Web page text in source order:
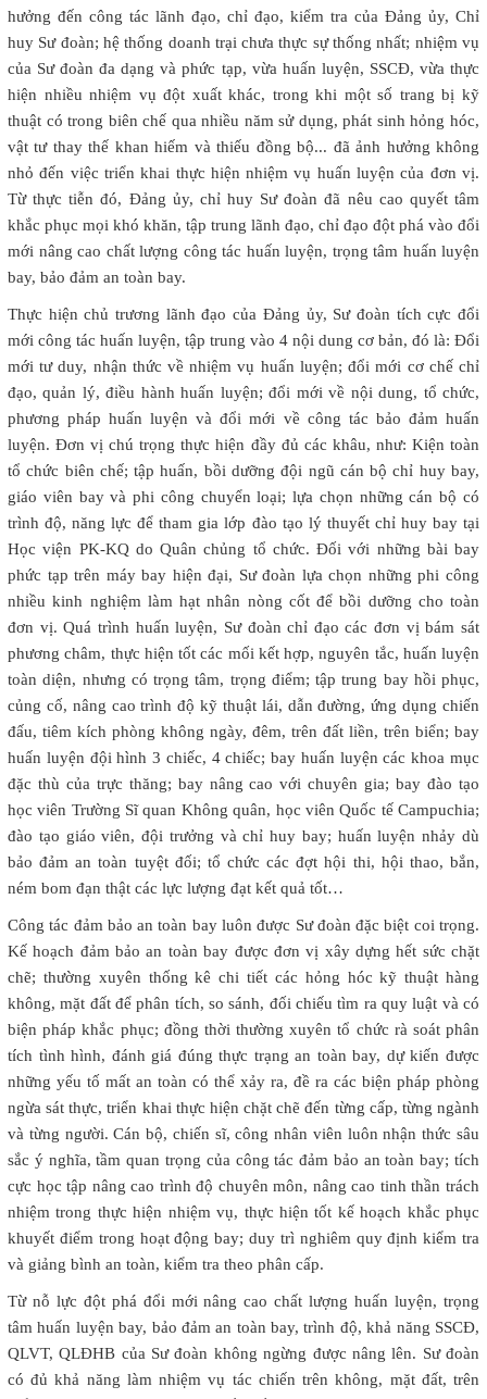
hưởng đến công tác lãnh đạo, chỉ đạo, kiểm tra của Đảng ủy, Chỉ
huy Sư đoàn; hệ thống doanh trại chưa thực sự thống nhất; nhiệm vụ
của Sư đoàn đa dạng và phức tạp, vừa huấn luyện, SSCĐ, vừa thực
hiện nhiều nhiệm vụ đột xuất khác, trong khi một số trang bị kỹ
thuật có trong biên chế qua nhiều năm sử dụng, phát sinh hỏng hóc,
vật tư thay thế khan hiếm và thiếu đồng bộ... đã ảnh hưởng không
nhỏ đến việc triển khai thực hiện nhiệm vụ huấn luyện của đơn vị.
Từ thực tiễn đó, Đảng ủy, chỉ huy Sư đoàn đã nêu cao quyết tâm
khắc phục mọi khó khăn, tập trung lãnh đạo, chỉ đạo đột phá vào đổi
mới nâng cao chất lượng công tác huấn luyện, trọng tâm huấn luyện
bay, bảo đảm an toàn bay.
Thực hiện chủ trương lãnh đạo của Đảng ủy, Sư đoàn tích cực đổi
mới công tác huấn luyện, tập trung vào 4 nội dung cơ bản, đó là: Đổi
mới tư duy, nhận thức về nhiệm vụ huấn luyện; đổi mới cơ chế chỉ
đạo, quản lý, điều hành huấn luyện; đổi mới về nội dung, tổ chức,
phương pháp huấn luyện và đổi mới về công tác bảo đảm huấn
luyện. Đơn vị chú trọng thực hiện đầy đủ các khâu, như: Kiện toàn
tổ chức biên chế; tập huấn, bồi dưỡng đội ngũ cán bộ chỉ huy bay,
giáo viên bay và phi công chuyển loại; lựa chọn những cán bộ có
trình độ, năng lực để tham gia lớp đào tạo lý thuyết chỉ huy bay tại
Học viện PK-KQ do Quân chủng tổ chức. Đối với những bài bay
phức tạp trên máy bay hiện đại, Sư đoàn lựa chọn những phi công
nhiều kinh nghiệm làm hạt nhân nòng cốt để bồi dưỡng cho toàn
đơn vị. Quá trình huấn luyện, Sư đoàn chỉ đạo các đơn vị bám sát
phương châm, thực hiện tốt các mối kết hợp, nguyên tắc, huấn luyện
toàn diện, nhưng có trọng tâm, trọng điểm; tập trung bay hồi phục,
củng cố, nâng cao trình độ kỹ thuật lái, dẫn đường, ứng dụng chiến
đấu, tiêm kích phòng không ngày, đêm, trên đất liền, trên biển; bay
huấn luyện đội hình 3 chiếc, 4 chiếc; bay huấn luyện các khoa mục
đặc thù của trực thăng; bay nâng cao với chuyên gia; bay đào tạo
học viên Trường Sĩ quan Không quân, học viên Quốc tế Campuchia;
đào tạo giáo viên, đội trưởng và chỉ huy bay; huấn luyện nhảy dù
bảo đảm an toàn tuyệt đối; tổ chức các đợt hội thi, hội thao, bắn,
ném bom đạn thật các lực lượng đạt kết quả tốt…
Công tác đảm bảo an toàn bay luôn được Sư đoàn đặc biệt coi trọng.
Kế hoạch đảm bảo an toàn bay được đơn vị xây dựng hết sức chặt
chẽ; thường xuyên thống kê chi tiết các hỏng hóc kỹ thuật hàng
không, mặt đất để phân tích, so sánh, đối chiếu tìm ra quy luật và có
biện pháp khắc phục; đồng thời thường xuyên tổ chức rà soát phân
tích tình hình, đánh giá đúng thực trạng an toàn bay, dự kiến được
những yếu tố mất an toàn có thể xảy ra, đề ra các biện pháp phòng
ngừa sát thực, triển khai thực hiện chặt chẽ đến từng cấp, từng ngành
và từng người. Cán bộ, chiến sĩ, công nhân viên luôn nhận thức sâu
sắc ý nghĩa, tầm quan trọng của công tác đảm bảo an toàn bay; tích
cực học tập nâng cao trình độ chuyên môn, nâng cao tinh thần trách
nhiệm trong thực hiện nhiệm vụ, thực hiện tốt kế hoạch khắc phục
khuyết điểm trong hoạt động bay; duy trì nghiêm quy định kiểm tra
và giảng bình an toàn, kiểm tra theo phân cấp.
Từ nỗ lực đột phá đổi mới nâng cao chất lượng huấn luyện, trọng
tâm huấn luyện bay, bảo đảm an toàn bay, trình độ, khả năng SSCĐ,
QLVT, QLĐHB của Sư đoàn không ngừng được nâng lên. Sư đoàn
có đủ khả năng làm nhiệm vụ tác chiến trên không, mặt đất, trên